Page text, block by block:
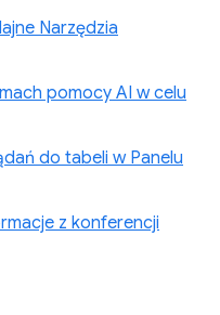
Narzędzia
pomocy AI w celu
do tabeli w Panelu
z konferencji